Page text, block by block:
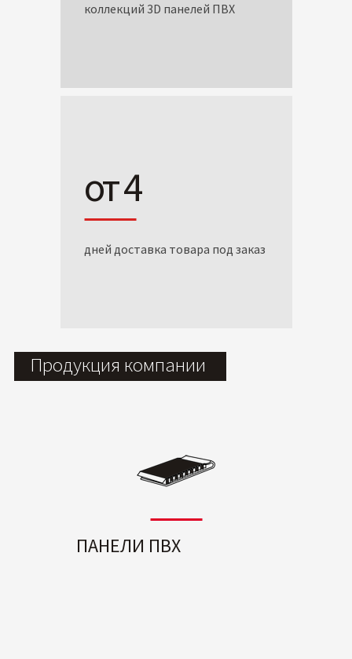
коллекций 3D панелей ПВХ
от 4
дней доставка товара под заказ
Продукция компании
ПАНЕЛИ ПВХ